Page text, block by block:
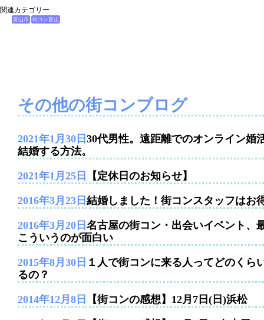
関連カテゴリー
富山市 街コン富山
その他の街コンブログ
2021年1月30日 30代男性。遠距離でのオンライン婚
結婚する方法。
2021年1月25日 【定休日のお知らせ】
2016年3月23日 結婚しました！街コンスタッフはお
2016年3月20日 名古屋の街コン・出会いイベント、
こういうのが面白い
2015年8月30日 １人で街コンに来る人ってどのくら
るの？
2014年12月8日 【街コンの感想】12月7日(日)浜松